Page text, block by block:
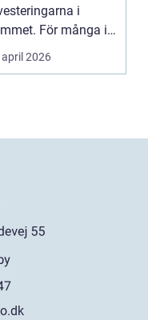
i
För många i
runt Kristianstad ...
2026